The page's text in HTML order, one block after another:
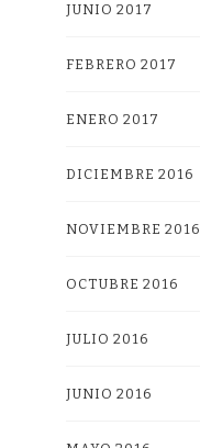
JUNIO 2017
FEBRERO 2017
ENERO 2017
DICIEMBRE 2016
NOVIEMBRE 2016
OCTUBRE 2016
JULIO 2016
JUNIO 2016